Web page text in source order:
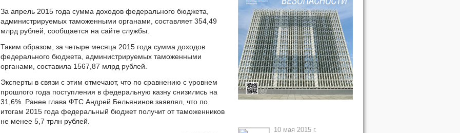
За апрель 2015 года сумма доходов федерального бюджета,
администрируемых таможенными органами, составляет 354,49
млрд рублей, сообщается на сайте службы.
Таким образом, за четыре месяца 2015 года сумма доходов
федерального бюджета, администрируемых таможенными
органами, составила 1567,87 млрд рублей.
Эксперты в связи с этим отмечают, что по сравнению с уровнем
прошлого года поступления в федеральную казну снизились на
31,6%. Ранее глава ФТС Андрей Бельянинов заявлял, что по
итогам 2015 года федеральный бюджет получит от таможенников
не менее 5,7 трлн рублей.
10 мая 2015 г.